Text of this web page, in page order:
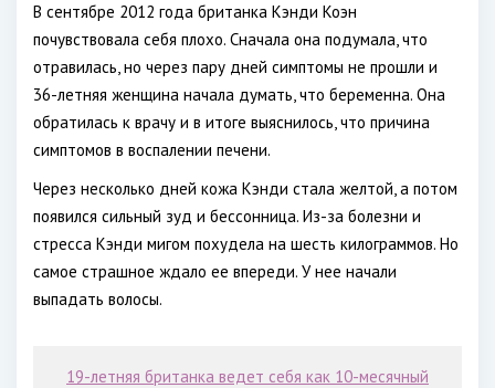
В сентябре 2012 года британка Кэнди Коэн
почувствовала себя плохо. Сначала она подумала, что
отравилась, но через пару дней симптомы не прошли и
36-летняя женщина начала думать, что беременна. Она
обратилась к врачу и в итоге выяснилось, что причина
симптомов в воспалении печени.
Через несколько дней кожа Кэнди стала желтой, а потом
появился сильный зуд и бессонница. Из-за болезни и
стресса Кэнди мигом похудела на шесть килограммов. Но
самое страшное ждало ее впереди. У нее начали
выпадать волосы.
19-летняя британка ведет себя как 10-месячный